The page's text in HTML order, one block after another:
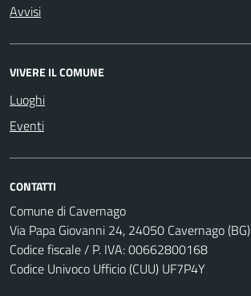
Avvisi
VIVERE IL COMUNE
Luoghi
Eventi
CONTATTI
Comune di Cavernago
Via Papa Giovanni 24, 24050 Cavernago (BG)
Codice fiscale / P. IVA: 00662800168
Codice Univoco Ufficio (CUU) UF7P4Y